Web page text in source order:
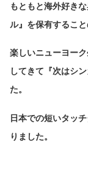
もともと海外好き
ル』を保有するこ
楽しいニューヨー
してきて『次はシ
た。
日本での短いタッ
りました。